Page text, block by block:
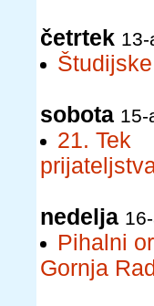
četrtek 13-
sobota 15-
21. Tek
nedelja
Pihalni
Gornja